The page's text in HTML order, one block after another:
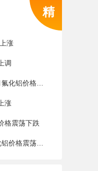
涨
调
涨
格震荡下跌